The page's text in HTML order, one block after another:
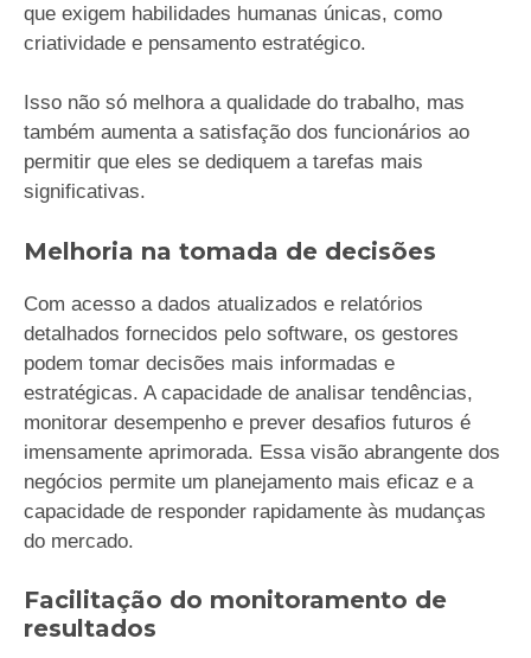
que exigem habilidades humanas únicas, como
criatividade e pensamento estratégico.
Isso não só melhora a qualidade do trabalho, mas
também aumenta a satisfação dos funcionários ao
permitir que eles se dediquem a tarefas mais
significativas.
Melhoria na tomada de decisões
Com acesso a dados atualizados e relatórios
detalhados fornecidos pelo software, os gestores
podem tomar decisões mais informadas e
estratégicas. A capacidade de analisar tendências,
monitorar desempenho e prever desafios futuros é
imensamente aprimorada. Essa visão abrangente dos
negócios permite um planejamento mais eficaz e a
capacidade de responder rapidamente às mudanças
do mercado.
Facilitação do monitoramento de
resultados